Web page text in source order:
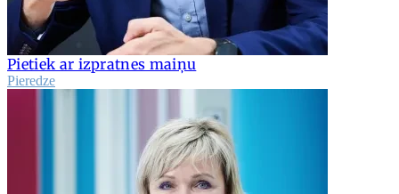
Pietiek ar izpratnes maiņu
Pieredze